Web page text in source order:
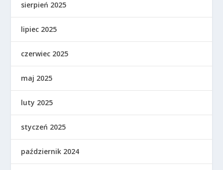
sierpień 2025
lipiec 2025
czerwiec 2025
maj 2025
luty 2025
styczeń 2025
październik 2024